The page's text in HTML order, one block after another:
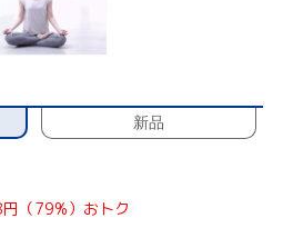
新品
（79%）おトク